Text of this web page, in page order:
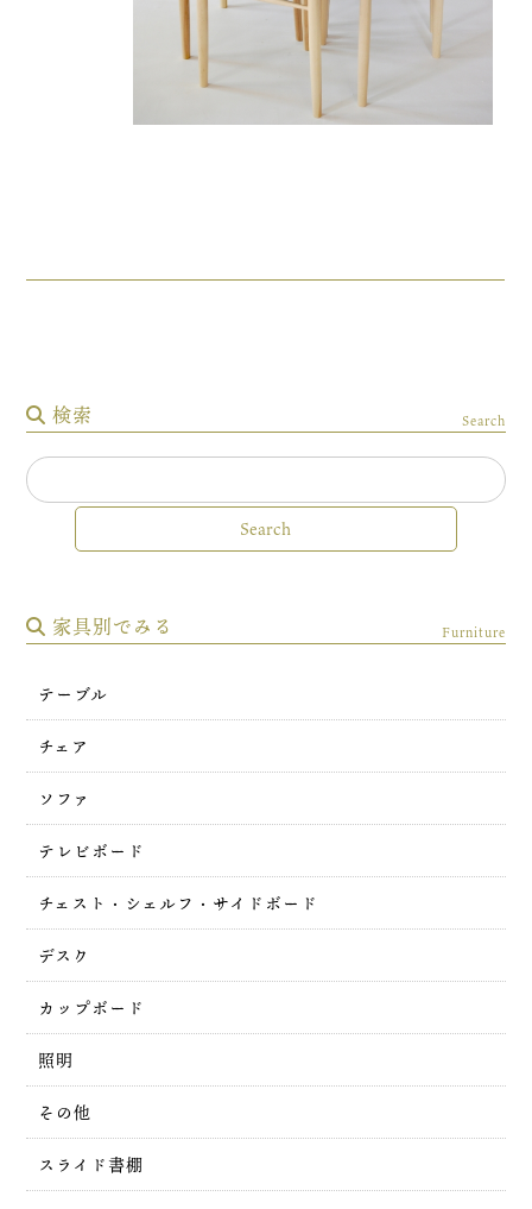
検索 Search
家具別でみる Furniture
テーブル
チェア
ソファ
テレビボード
チェスト・シェルフ・サイドボード
デスク
カップボード
照明
その他
スライド書棚